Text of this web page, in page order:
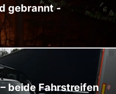
gebrannt -
beide Fahrstreifen